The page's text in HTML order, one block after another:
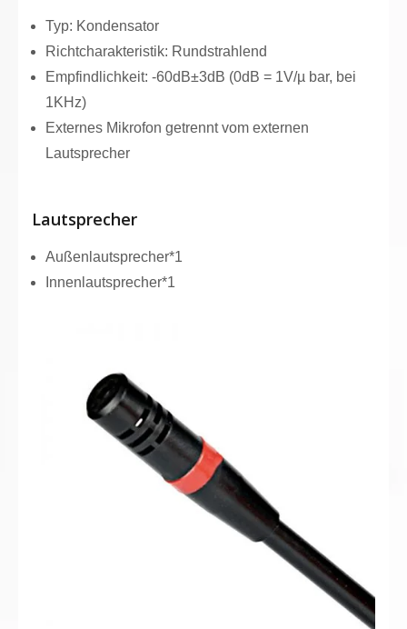
Typ: Kondensator
Richtcharakteristik: Rundstrahlend
Empfindlichkeit: -60dB±3dB (0dB = 1V/µ bar, bei
1KHz)
Externes Mikrofon getrennt vom externen
Lautsprecher
Lautsprecher
Außenlautsprecher*1
Innenlautsprecher*1